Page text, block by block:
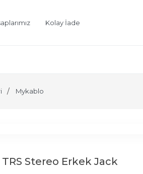
Kolay İade
Mykablo
Stereo Erkek Jack